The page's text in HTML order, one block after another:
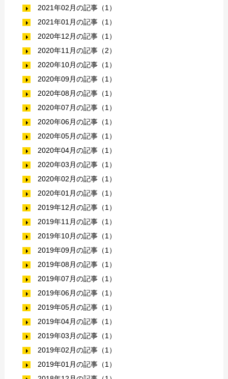
2021年02月の記事（1）
2021年01月の記事（1）
2020年12月の記事（1）
2020年11月の記事（2）
2020年10月の記事（1）
2020年09月の記事（1）
2020年08月の記事（1）
2020年07月の記事（1）
2020年06月の記事（1）
2020年05月の記事（1）
2020年04月の記事（1）
2020年03月の記事（1）
2020年02月の記事（1）
2020年01月の記事（1）
2019年12月の記事（1）
2019年11月の記事（1）
2019年10月の記事（1）
2019年09月の記事（1）
2019年08月の記事（1）
2019年07月の記事（1）
2019年06月の記事（1）
2019年05月の記事（1）
2019年04月の記事（1）
2019年03月の記事（1）
2019年02月の記事（1）
2019年01月の記事（1）